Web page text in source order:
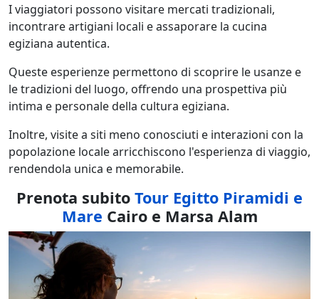
I viaggiatori possono visitare mercati tradizionali,
incontrare artigiani locali e assaporare la cucina
egiziana autentica.
Queste esperienze permettono di scoprire le usanze e
le tradizioni del luogo, offrendo una prospettiva più
intima e personale della cultura egiziana.
Inoltre, visite a siti meno conosciuti e interazioni con la
popolazione locale arricchiscono l'esperienza di viaggio,
rendendola unica e memorabile.
Prenota subito Tour Egitto Piramidi e
Mare Cairo e Marsa Alam